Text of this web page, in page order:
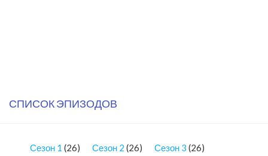
СПИСОК ЭПИЗОДОВ
Сезон 1 (26) Сезон 2 (26) Сезон 3 (26)